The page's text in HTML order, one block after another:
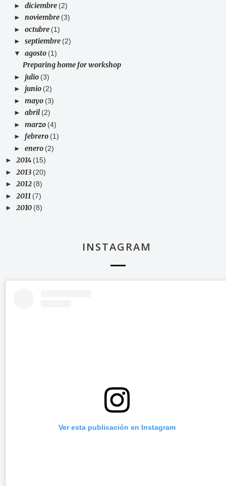
► diciembre (2)
► noviembre (3)
► octubre (1)
► septiembre (2)
▼ agosto (1)
Preparing home for workshop
► julio (3)
► junio (2)
► mayo (3)
► abril (2)
► marzo (4)
► febrero (1)
► enero (2)
► 2014 (15)
► 2013 (20)
► 2012 (8)
► 2011 (7)
► 2010 (8)
INSTAGRAM
Ver esta publicación en Instagram